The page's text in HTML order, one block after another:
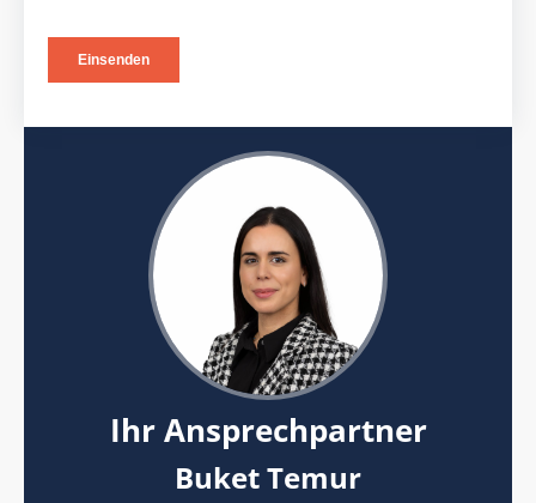
Ihr Ansprechpartner
Buket Temur